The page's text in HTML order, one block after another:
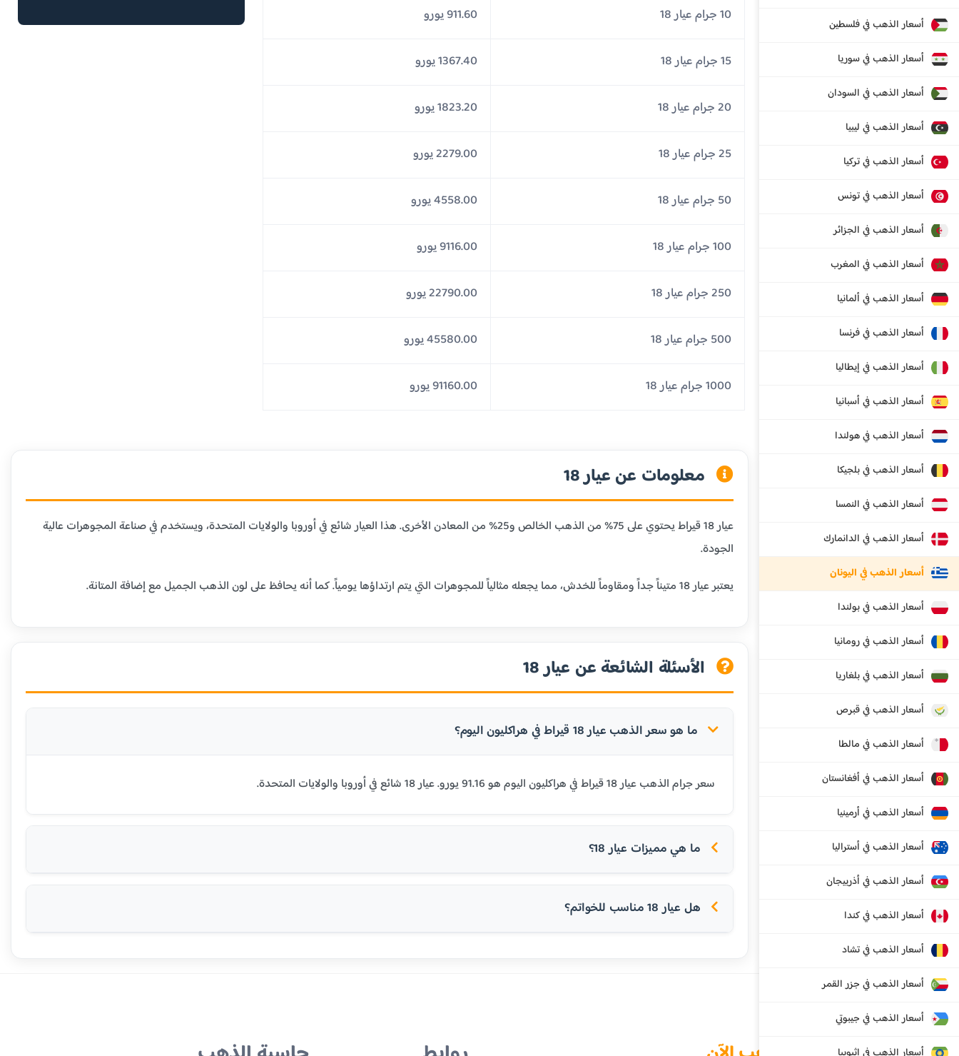
أسعار الذهب في فلسطين
أسعار الذهب في سوريا
أسعار الذهب في السودان
أسعار الذهب في ليبيا
أسعار الذهب في تركيا
أسعار الذهب في تونس
أسعار الذهب في الجزائر
أسعار الذهب في المغرب
أسعار الذهب في ألمانيا
أسعار الذهب في فرنسا
أسعار الذهب في إيطاليا
أسعار الذهب في أسبانيا
أسعار الذهب في هولندا
أسعار الذهب في بلجيكا
أسعار الذهب في النمسا
أسعار الذهب في الدانمارك
أسعار الذهب في اليونان
أسعار الذهب في بولندا
أسعار الذهب في رومانيا
أسعار الذهب في بلغاريا
أسعار الذهب في قبرص
أسعار الذهب في مالطا
أسعار الذهب في أفغانستان
أسعار الذهب في أرمينيا
أسعار الذهب في أستراليا
أسعار الذهب في أذربيجان
أسعار الذهب في كندا
أسعار الذهب في تشاد
أسعار الذهب في جزر القمر
أسعار الذهب في جيبوتي
10 جرام عيار 18 911.60 يورو
15 جرام عيار 18 1367.40 يورو
20 جرام عيار 18 1823.20 يورو
25 جرام عيار 18 2279.00 يورو
50 جرام عيار 18 4558.00 يورو
100 جرام عيار 18 9116.00 يورو
250 جرام عيار 18 22790.00 يورو
500 جرام عيار 18 45580.00 يورو
1000 جرام عيار 18 91160.00 يورو
معلومات عن عيار 18
عيار 18 قيراط يحتوي على 75% من الذهب الخالص و25% من المعادن الأخرى. هذا العيار شائع في أوروبا والولايات المتحدة، ويستخدم في صناعة المجوهرات عالية
الجودة.
يعتبر عيار 18 متيناً جداً ومقاوماً للخدش، مما يجعله مثالياً للمجوهرات التي يتم ارتداؤها يومياً. كما أنه يحافظ على لون الذهب الجميل مع إضافة المتانة.
الأسئلة الشائعة عن عيار 18
ما هو سعر الذهب عيار 18 قيراط في هراكليون اليوم؟
سعر جرام الذهب عيار 18 قيراط في هراكليون اليوم هو 91.16 يورو. عيار 18 شائع في أوروبا والولايات المتحدة.
ما هي مميزات عيار 18؟
هل عيار 18 مناسب للخواتم؟